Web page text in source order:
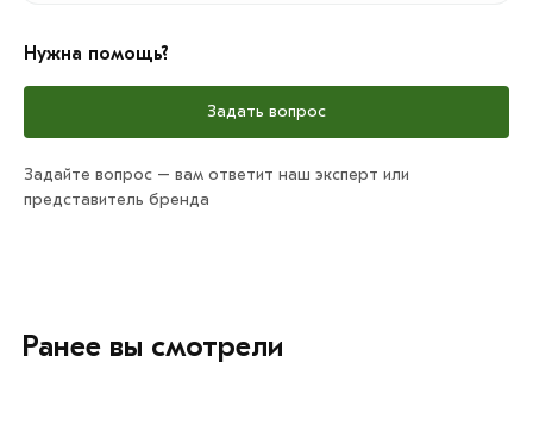
Нужна помощь?
Задать вопрос
Задайте вопрос – вам ответит наш эксперт или
представитель бренда
Ранее вы смотрели